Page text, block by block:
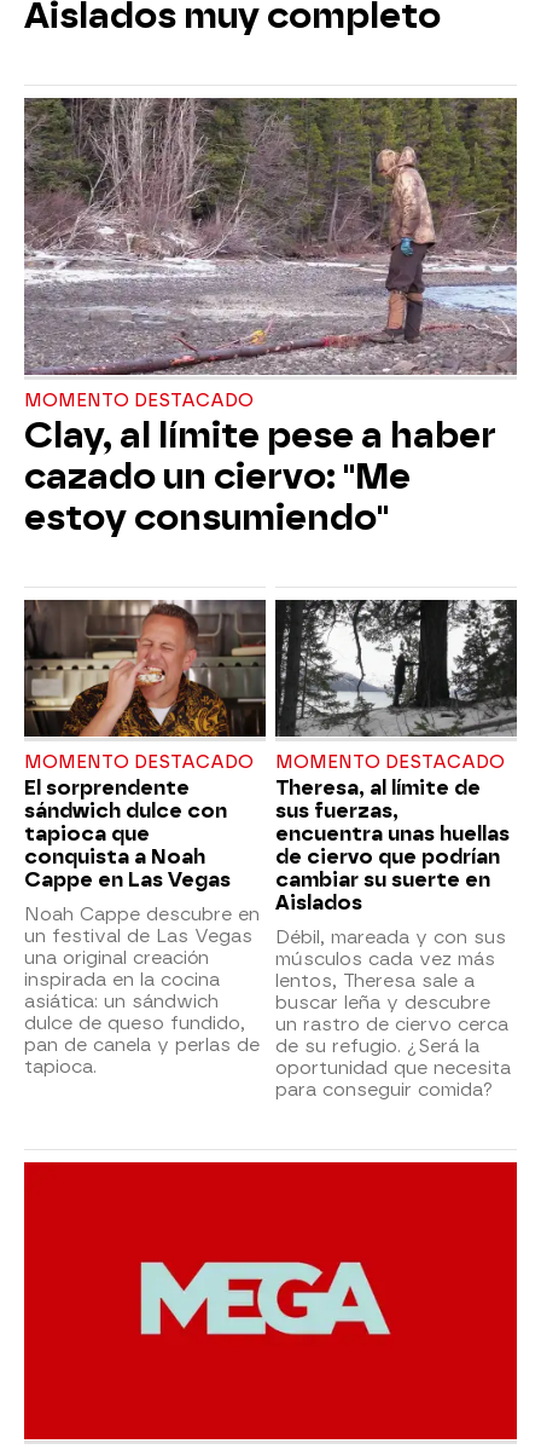
Aislados muy completo
MOMENTO DESTACADO
Clay, al límite pese a haber
cazado un ciervo: "Me
estoy consumiendo"
MOMENTO DESTACADO
El sorprendente
sándwich dulce con
tapioca que
conquista a Noah
Cappe en Las Vegas
Noah Cappe descubre en
un festival de Las Vegas
una original creación
inspirada en la cocina
asiática: un sándwich
dulce de queso fundido,
pan de canela y perlas de
tapioca.
MOMENTO DESTACADO
Theresa, al límite de
sus fuerzas,
encuentra unas huellas
de ciervo que podrían
cambiar su suerte en
Aislados
Débil, mareada y con sus
músculos cada vez más
lentos, Theresa sale a
buscar leña y descubre
un rastro de ciervo cerca
de su refugio. ¿Será la
oportunidad que necesita
para conseguir comida?